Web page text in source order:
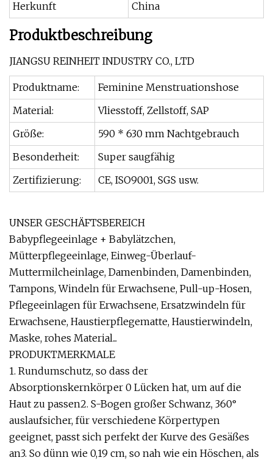
Herkunft
China
Produktbeschreibung
JIANGSU REINHEIT INDUSTRY CO., LTD
Produktname:
Feminine Menstruationshose
Material:
Vliesstoff, Zellstoff, SAP
Größe:
590 * 630 mm Nachtgebrauch
Besonderheit:
Super saugfähig
Zertifizierung:
CE, ISO9001, SGS usw.
UNSER GESCHÄFTSBEREICH
Babypflegeeinlage + Babylätzchen,
Mütterpflegeeinlage, Einweg-Überlauf-
Muttermilcheinlage, Damenbinden, Damenbinden,
Tampons, Windeln für Erwachsene, Pull-up-Hosen,
Pflegeeinlagen für Erwachsene, Ersatzwindeln für
Erwachsene, Haustierpflegematte, Haustierwindeln,
Maske, rohes Material...
PRODUKTMERKMALE
1. Rundumschutz, so dass der
Absorptionskernkörper 0 Lücken hat, um auf die
Haut zu passen2. S-Bogen großer Schwanz, 360°
auslaufsicher, für verschiedene Körpertypen
geeignet, passt sich perfekt der Kurve des Gesäßes
an3. So dünn wie 0,19 cm, so nah wie ein Höschen, als